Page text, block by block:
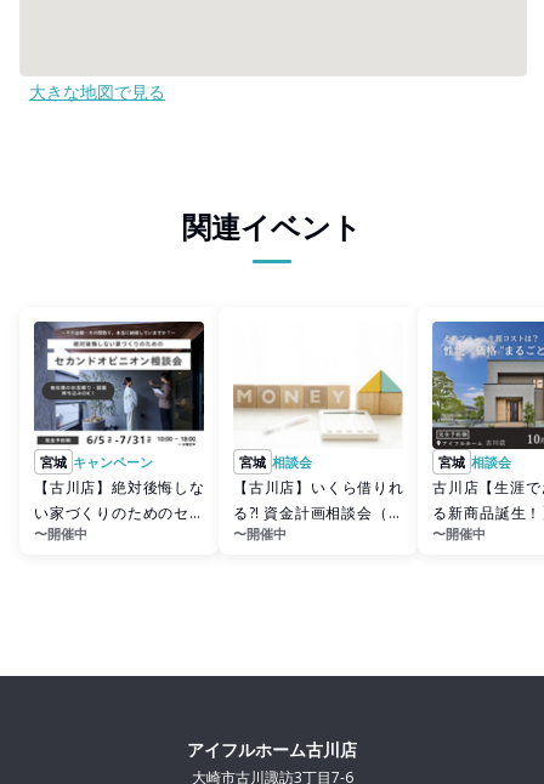
大きな地図で見る
関連イベント
宮城 キャンペーン
【古川店】絶対後悔しな
い家づくりのためのセカ
ンドオピニオン相談会
〜開催中
宮城 相談会
【古川店】いくら借りれ
る?! 資金計画相談会（無
料）
〜開催中
宮城 相談会
古川店【生涯
る新商品誕生
価格 "まるごと"
〜開催中
アイフルホーム古川店
大崎市古川諏訪3丁目7-6